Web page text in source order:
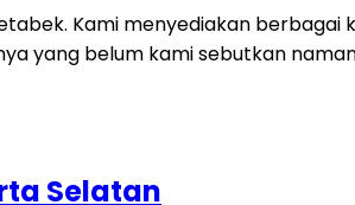
Kami menyediakan berbagai
yang belum kami sebutkan
Selatan